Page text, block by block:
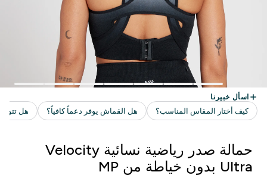
حمالة صدر رياضية نسائية Velocity
Ultra بدون خياطة من MP